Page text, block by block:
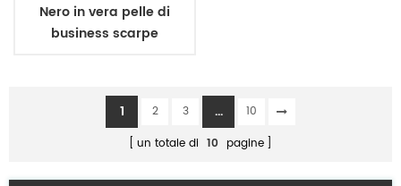
Nero in vera pelle di
business scarpe
1 2 3 ...
10
un totale di 10 pagine